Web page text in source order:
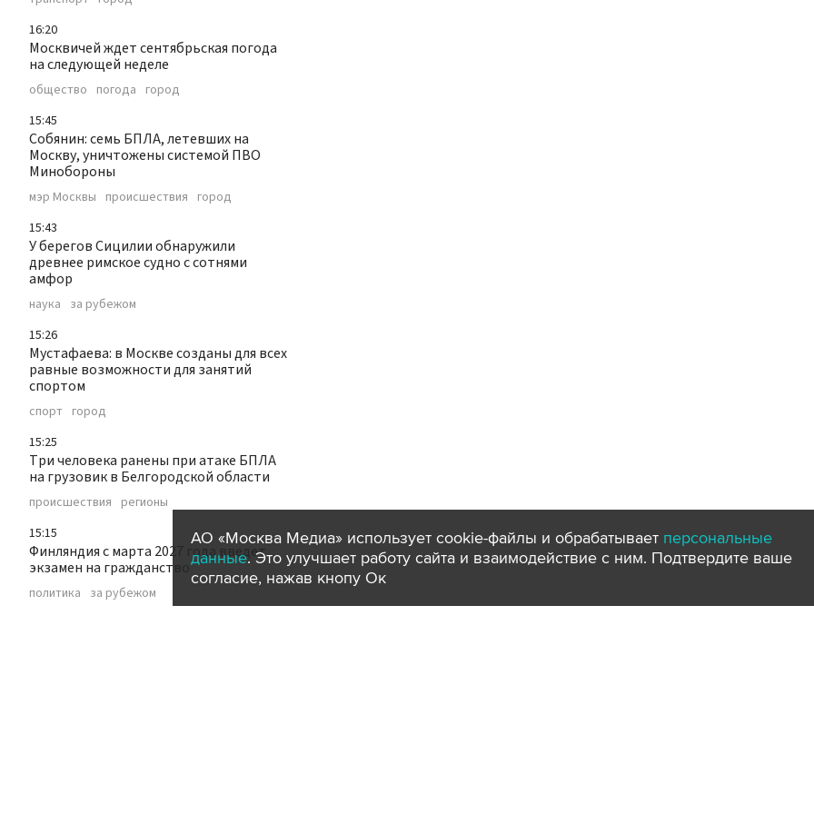
16:20
Москвичей ждет сентябрьская погода
на следующей неделе
общество погода город
15:45
Собянин: семь БПЛА, летевших на
Москву, уничтожены системой ПВО
Минобороны
мэр Москвы происшествия город
15:43
У берегов Сицилии обнаружили
древнее римское судно с сотнями
амфор
наука за рубежом
15:26
Мустафаева: в Москве созданы для всех
равные возможности для занятий
спортом
спорт город
15:25
Три человека ранены при атаке БПЛА
на грузовик в Белгородской области
происшествия регионы
15:15
Финляндия с марта 2027 года введет
экзамен на гражданство
политика за рубежом
АО «Москва Медиа» использует cookie-файлы и обрабатывает персональные
данные. Это улучшает работу сайта и взаимодействие с ним. Подтвердите ваше
согласие, нажав кнопу Ок